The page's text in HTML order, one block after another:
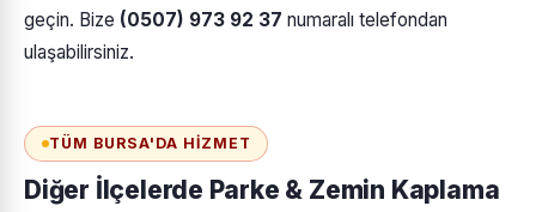
geçin. Bize (0507) 973 92 37 numaralı telefondan
ulaşabilirsiniz.
TÜM BURSA'DA HIZMET
Diğer İlçelerde Parke & Zemin Kaplama